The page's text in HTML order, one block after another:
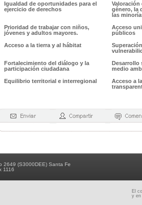
Igualdad de oportunidades para el
ejercicio de derechos
Valoración
género, la
las
Prioridad de trabajar con niños,
jóvenes y adultos mayores.
Acceso
públicos
Acceso a la tierra y al hábitat
Fortalecimiento del diálogo y la
participación ciudadana
Desarrollo
medio
Equilibrio territorial e interregional
Acceso a
2649 (S3000DEE) Santa Fe
1116
El
y en